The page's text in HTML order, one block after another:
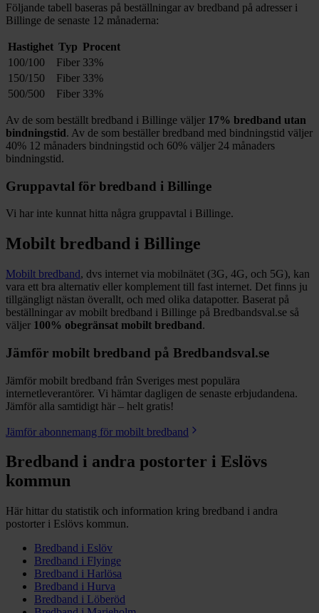
Följande tabell baseras på beställningar av bredband på adresser i
Billinge de senaste 12 månaderna:
Hastighet Typ Procent
100/100
Fiber 33%
150/150
Fiber 33%
500/500
Fiber 33%
Av de som beställt bredband i Billinge väljer 17% bredband utan
bindningstid. Av de som beställer bredband med bindningstid väljer
40% 12 månaders bindningstid och 60% väljer 24 månaders
bindningstid.
Gruppavtal för bredband i Billinge
Vi har inte kunnat hitta några gruppavtal i Billinge.
Mobilt bredband i Billinge
Mobilt bredband, dvs internet via mobilnätet (3G, 4G, och 5G), kan
vara ett bra alternativ eller komplement till fast internet. Det finns ju
tillgängligt nästan överallt, och med olika datapotter. Baserat på
beställningar av mobilt bredband i Billinge på Bredbandsval.se så
väljer 100% obegränsat mobilt bredband.
Jämför mobilt bredband på Bredbandsval.se
Jämför mobilt bredband från Sveriges mest populära
internetleverantörer. Vi hämtar dagligen de senaste erbjudandena.
Jämför alla samtidigt här – helt gratis!
Jämför abonnemang för mobilt bredband
Bredband i andra postorter i Eslövs
kommun
Här hittar du statistik och information kring bredband i andra
postorter i Eslövs kommun.
Bredband i Eslöv
Bredband i Flyinge
Bredband i Harlösa
Bredband i Hurva
Bredband i Löberöd